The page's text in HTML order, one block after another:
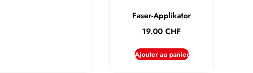
Faser-Applikator
19.00CHF
Ajouter au panier